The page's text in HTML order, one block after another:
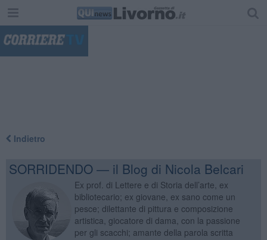
Indietro
SORRIDENDO — il Blog di Nicola Belcari
Ex prof. di Lettere e di Storia dell’arte, ex
bibliotecario; ex giovane, ex sano come un
pesce; dilettante di pittura e composizione
artistica, giocatore di dama, con la passione
per gli scacchi; amante della parola scritta